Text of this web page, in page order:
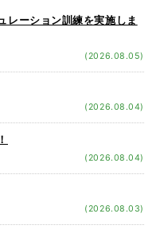
レーション訓練を実施しま
(2026.08.05)
(2026.08.04)
(2026.08.04)
(2026.08.03)